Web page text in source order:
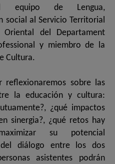
equipo de Lengua,
social al Servicio Territorial
del Departament
y miembro de la
Cultura.
reflexionaremos sobre las
la educación y cultura:
¿qué impactos
sinergia?, ¿qué retos hay
su potencial
del diálogo entre los dos
asistentes podrán